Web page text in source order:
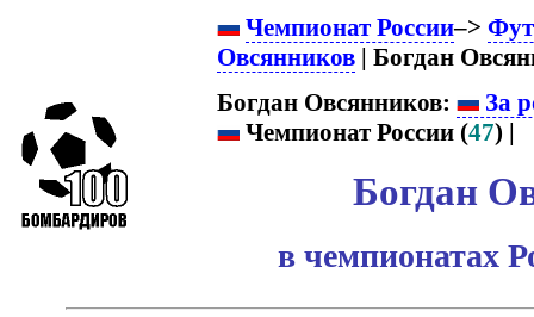
Чемпионат России–>
Овсянников | Богдан
Богдан Овсянников:
За
Чемпионат России (47) |
Богдан
в чемпионатах